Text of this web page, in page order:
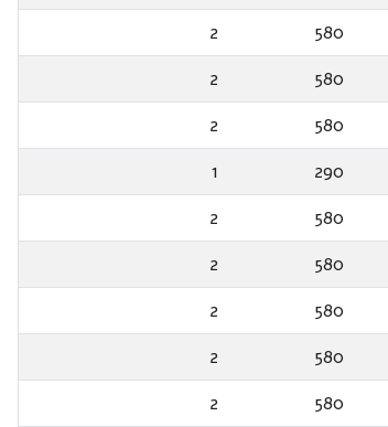
580
2
580
2
580
2
290
1
580
2
580
2
580
2
580
2
580
2